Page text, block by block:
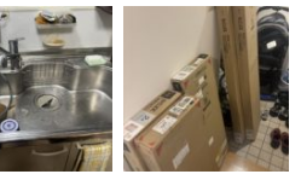
を行いました！